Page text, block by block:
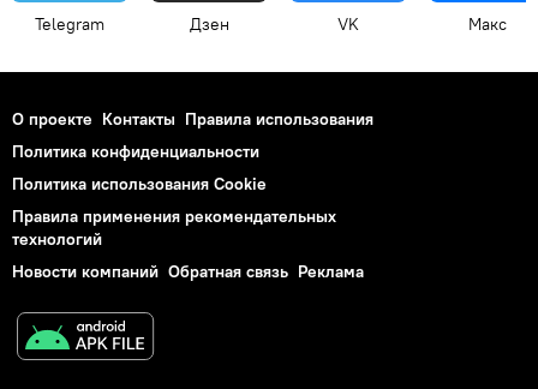
Telegram Дзен VK Макс
О проекте Контакты Правила использования
Политика конфиденциальности
Политика использования Cookie
Правила применения рекомендательных
технологий
Новости компаний Обратная связь Реклама